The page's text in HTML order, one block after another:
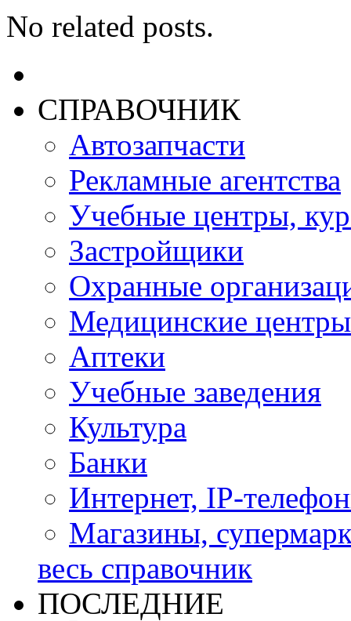
No related posts.
СПРАВОЧНИК
Автозапчасти
Рекламные агентства
Учебные центры,
Застройщики
Охранные
Медицинские центры
Аптеки
Учебные заведения
Культура
Банки
Интернет, IP-
Магазины,
весь справочник
ПОСЛЕДНИЕ